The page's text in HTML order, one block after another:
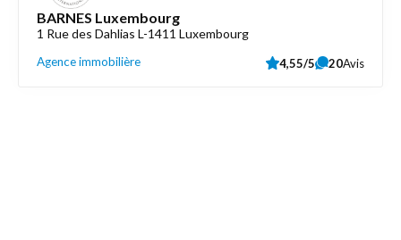
BARNES Luxembourg
1 Rue des Dahlias L-1411 Luxembourg
Agence immobilière 4,55/5 20Avis